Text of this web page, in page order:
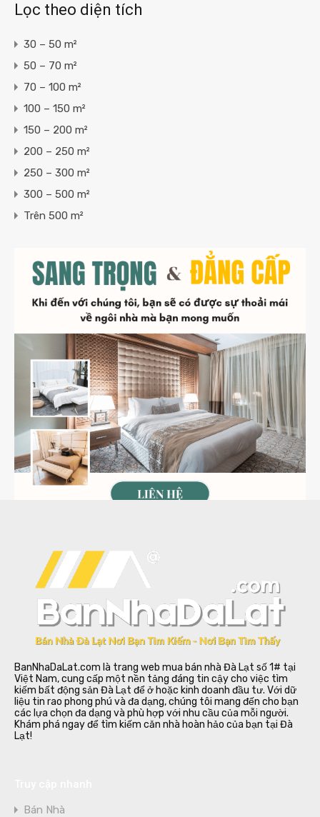
Lọc theo diện tích
30 – 50 m²
50 – 70 m²
70 – 100 m²
100 – 150 m²
150 – 200 m²
200 – 250 m²
250 – 300 m²
300 – 500 m²
Trên 500 m²
BanNhaDaLat.com là trang web mua bán nhà Đà Lạt số 1# tại
Việt Nam, cung cấp một nền tảng đáng tin cậy cho việc tìm
kiếm bất động sản Đà Lạt để ở hoặc kinh doanh đầu tư. Với dữ
liệu tin rao phong phú và đa dạng, chúng tôi mang đến cho bạn
các lựa chọn đa dạng và phù hợp với nhu cầu của mỗi người.
Khám phá ngay để tìm kiếm căn nhà hoàn hảo của bạn tại Đà
Lạt!
Bán Nhà